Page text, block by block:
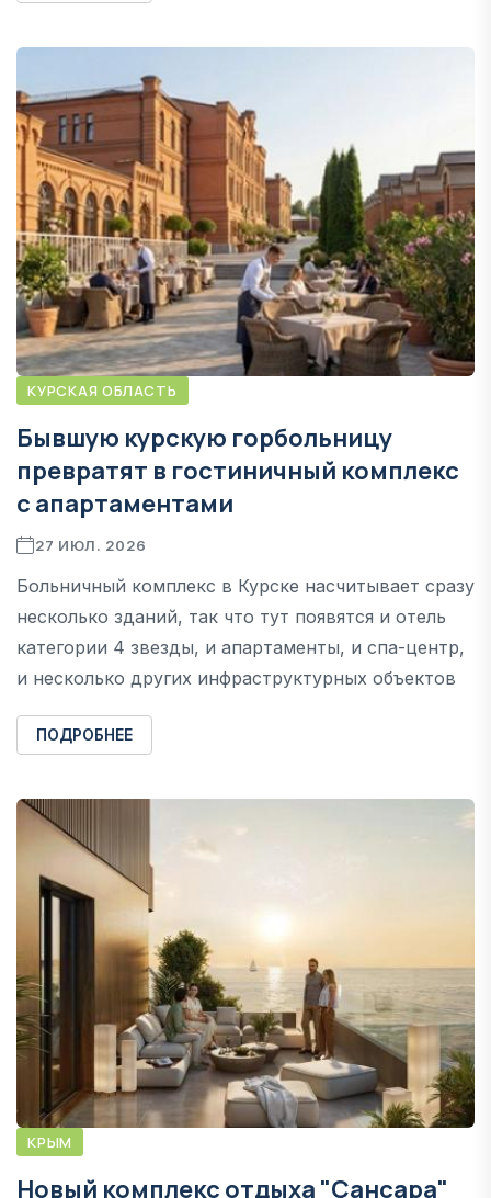
КУРСКАЯ ОБЛАСТЬ
Бывшую курскую горбольницу
превратят в гостиничный комплекс
с апартаментами
27 ИЮЛ. 2026
Больничный комплекс в Курске насчитывает сразу
несколько зданий, так что тут появятся и отель
категории 4 звезды, и апартаменты, и спа-центр,
и несколько других инфраструктурных объектов
ПОДРОБНЕЕ
КРЫМ
Новый комплекс отдыха "Сансара"